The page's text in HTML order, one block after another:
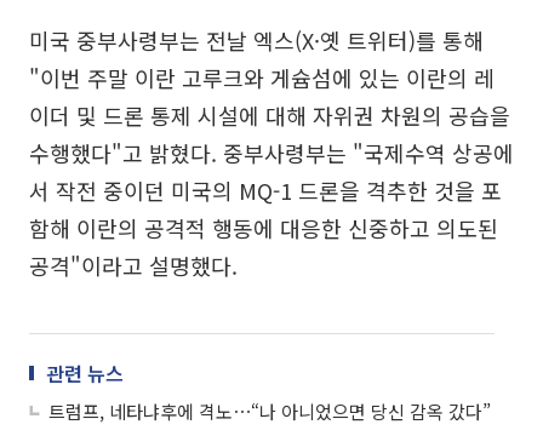
미국 중부사령부는 전날 엑스(X·옛 트위터)를 통해
"이번 주말 이란 고루크와 게슘섬에 있는 이란의 레
이더 및 드론 통제 시설에 대해 자위권 차원의 공습을
수행했다"고 밝혔다. 중부사령부는 "국제수역 상공에
서 작전 중이던 미국의 MQ-1 드론을 격추한 것을 포
함해 이란의 공격적 행동에 대응한 신중하고 의도된
공격"이라고 설명했다.
관련 뉴스
트럼프, 네타냐후에 격노⋯“나 아니었으면 당신 감옥 갔다”